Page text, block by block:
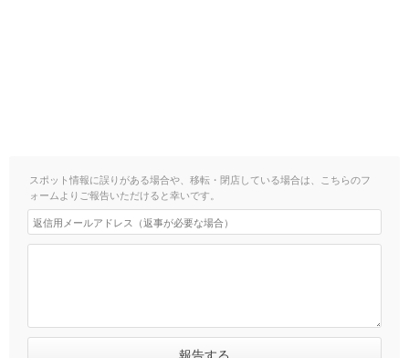
スポット情報に誤りがある場合や、移転・閉店している場合は、こちらのフ
ォームよりご報告いただけると幸いです。